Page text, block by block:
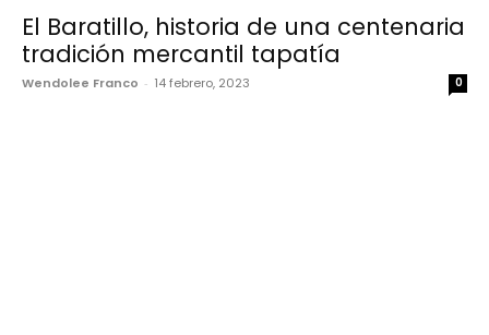
El Baratillo, historia de una centenaria
tradición mercantil tapatía
Wendolee Franco - 14 febrero, 2023 0